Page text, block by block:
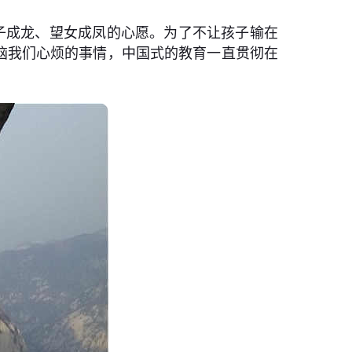
龙、望女成凤的心愿。为了不让孩子输在
们心烦的事情，中国式的教育一直贯彻在